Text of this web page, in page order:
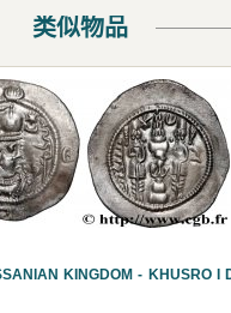
类似物品
KINGDOM - KHUSRO I